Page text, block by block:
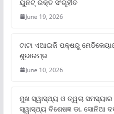
ୟୁନିଟ୍‌ ରକ୍ତ ସଂଗୃହୀତ
June 19, 2026
ଟାଟା ଏଆଇଜି ପକ୍ଷରୁ
ଶୁଭାରମ୍ଭ
June 10, 2026
ମୁଖ ସ୍ୱାସ୍ଥ୍ୟ ଓ ତ୍ୱଚା
ସ୍ୱାସ୍ଥ୍ୟ ବିଶେଷଜ୍ଞ ଡା. ସୋନିଆ